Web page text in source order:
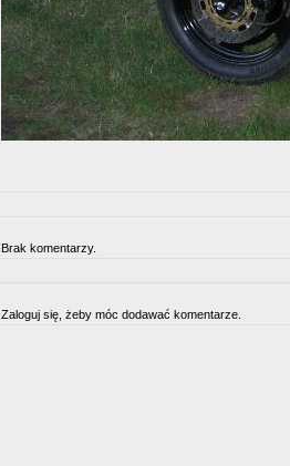
Brak komentarzy.
Zaloguj się, żeby móc dodawać komentarze.